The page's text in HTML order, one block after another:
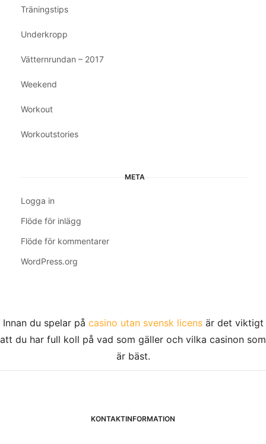
Träningstips
Underkropp
Vätternrundan – 2017
Weekend
Workout
Workoutstories
META
Logga in
Flöde för inlägg
Flöde för kommentarer
WordPress.org
Innan du spelar på casino utan svensk licensär det viktigt
att du har full koll på vad som gäller och vilka casinon som
är bäst.
KONTAKTINFORMATION